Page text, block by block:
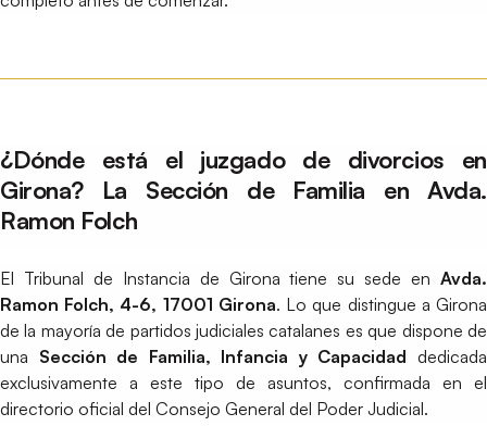
¿Dónde está el juzgado de divorcios en
Girona? La Sección de Familia en Avda.
Ramon Folch
El Tribunal de Instancia de Girona tiene su sede en Avda.
Ramon Folch, 4-6, 17001 Girona. Lo que distingue a Girona
de la mayoría de partidos judiciales catalanes es que dispone de
una Sección de Familia, Infancia y Capacidad dedicada
exclusivamente a este tipo de asuntos, confirmada en el
directorio oficial del Consejo General del Poder Judicial.